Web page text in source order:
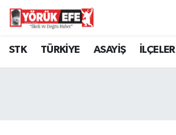
STK TÜRKİYE ASAYİŞ İLÇELER
Aydın Nöbetçi Eczaneler